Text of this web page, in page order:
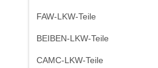
FAW-LKW-Teile
BEIBEN-LKW-Teile
CAMC-LKW-Teile